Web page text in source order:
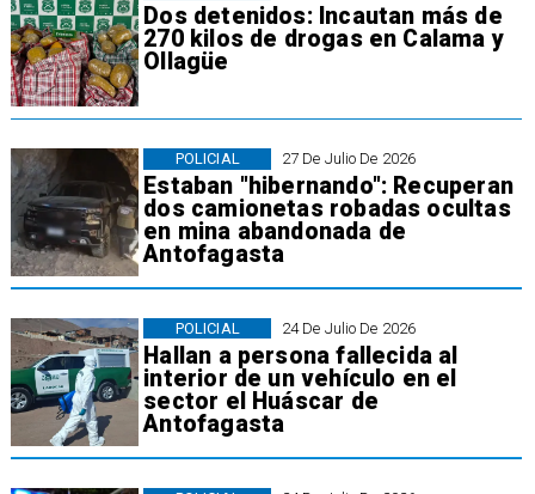
Dos detenidos: Incautan más de
270 kilos de drogas en Calama y
Ollagüe
27 De Julio De 2026
Estaban "hibernando": Recuperan
dos camionetas robadas ocultas
en mina abandonada de
Antofagasta
POLICIAL
24 De Julio De 2026
Hallan a persona fallecida al
interior de un vehículo en el
sector el Huáscar de
Antofagasta
POLICIAL